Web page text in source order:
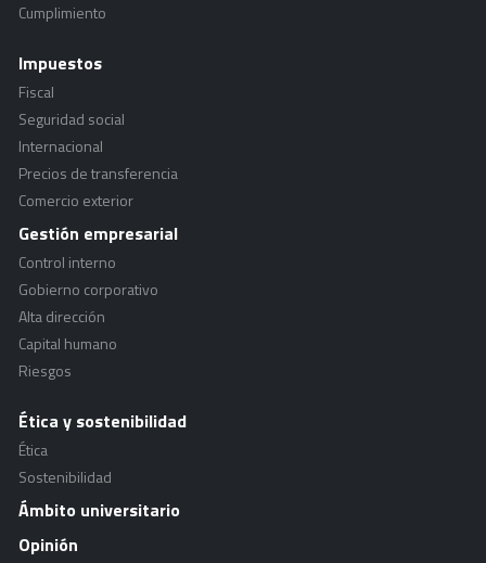
Cumplimiento
Impuestos
Fiscal
Seguridad social
Internacional
Precios de transferencia
Comercio exterior
Gestión empresarial
Control interno
Gobierno corporativo
Alta dirección
Capital humano
Riesgos
Ética y sostenibilidad
Ética
Sostenibilidad
Ámbito universitario
Opinión